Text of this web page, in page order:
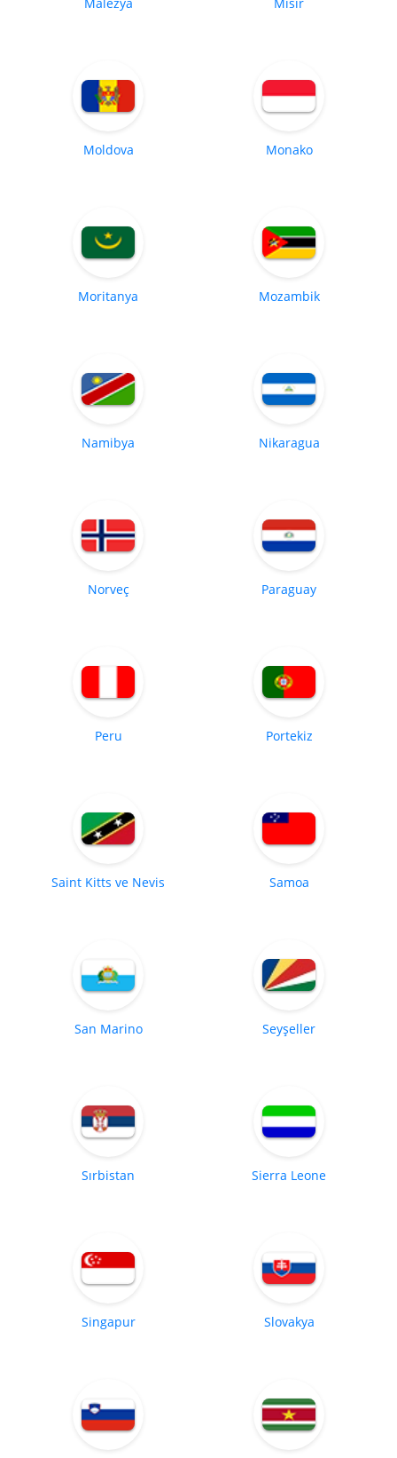
Moldova Monako
Moritanya Mozambik
Namibya Nikaragua
Norveç Paraguay
Peru Portekiz
Saint Kitts ve Nevis Samoa
San Marino Seyşeller
Sırbistan Sierra Leone
Singapur Slovakya